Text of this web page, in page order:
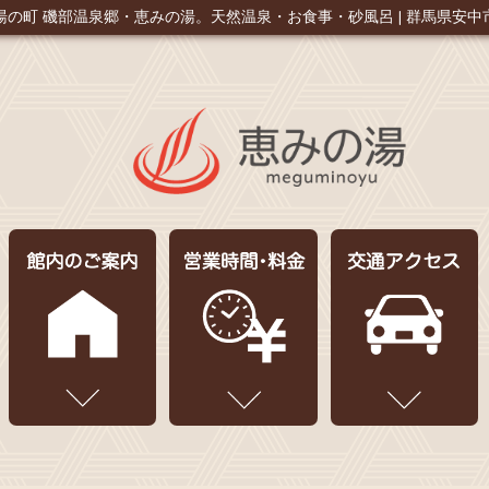
の町 磯部温泉郷・恵みの湯。 天然温泉・お食事・砂風呂 | 群馬県安中